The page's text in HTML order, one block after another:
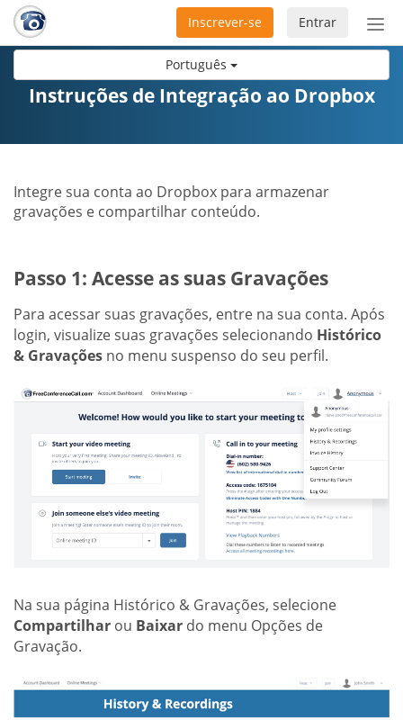
Português
Entrar
Inscrever-se
Instruções de Integração ao Dropbox
Integre sua conta ao Dropbox para armazenar
gravações e compartilhar conteúdo.
Passo 1: Acesse as suas Gravações
Para acessar suas gravações, entre na sua conta. Após
login, visualize suas gravações selecionando Histórico
& Gravações no menu suspenso do seu perfil.
Na sua página Histórico & Gravações, selecione
Compartilhar ou Baixar do menu Opções de
Gravação.